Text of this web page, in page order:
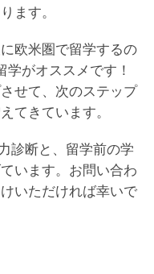
ます。
欧米圏で留学するの
がオススメです！
せて、次のステップ
てきています。
診断と、留学前の学
います。お問い合わ
いただければ幸いで